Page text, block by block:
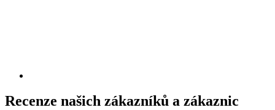
Recenze našich zákazníků a zákaznic